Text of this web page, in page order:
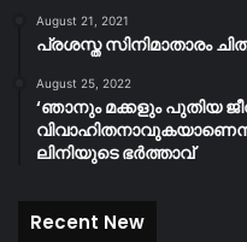
August 21, 2021
പ്രശസ്ത സിനിമാതാരം
August 25, 2022
‘ഞാനും മക്കളും പുതിയ
വിവാഹിതനാവുകയാണെന്ന
ലിനിയുടെ ഭർത്താവ്
Recent New